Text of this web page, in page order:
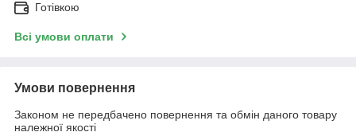
Готівкою
Всі умови оплати
Умови повернення
Законом не передбачено повернення та обмін даного товару
належної якості